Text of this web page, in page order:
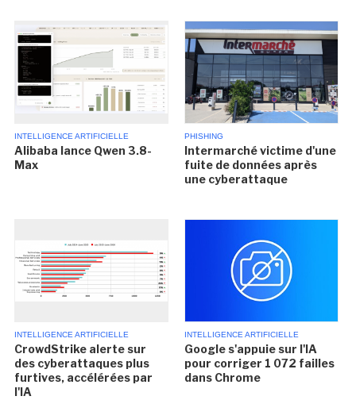
INTELLIGENCE ARTIFICIELLE
Alibaba lance Qwen 3.8-
Max
PHISHING
Intermarché victime d'une
fuite de données après
une cyberattaque
INTELLIGENCE ARTIFICIELLE
CrowdStrike alerte sur
des cyberattaques plus
furtives, accélérées par
l'IA
INTELLIGENCE ARTIFICIELLE
Google s'appuie sur l'IA
pour corriger 1 072 failles
dans Chrome